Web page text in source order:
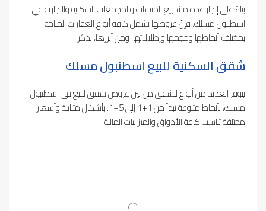
بناءً على إنجاز عدة مشاريع للمنشآت والمجمعات السكنية والتجارية في
اسطنبول مسلك. فإنّ عروضها تشمل كافة أنواع العقارات المتاحة
بمختلف أنماطها وحجمها وإطلالاتها. ومن أبرزها، نذكر:
شقق السكنية للبيع اسطنبول مسلك
يتوفر العديد من أنواع للشقق من بين عروض شقق للبيع في اسطنبول
مسلك، بأنماط متنوعة تبدأ من 1+1 إلى 5+1. بأشكال متباينة وأسعار
مختلفة تناسب كافة الأذواق والميزانيات المالية.